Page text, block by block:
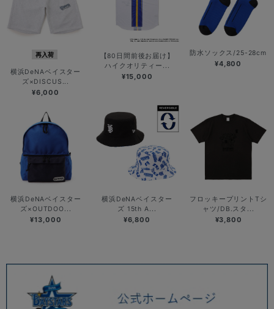
再入荷
横浜DeNAベイスター
ズ×DISCUS...
¥6,000
【80日間前後お届け】
ハイクオリティー...
¥15,000
防水ソックス/25-28cm
¥4,800
横浜DeNAベイスター
ズ×OUTDOO...
¥13,000
横浜DeNAベイスター
ズ 15th A...
¥6,800
フロッキープリントTシ
ャツ/DB.スタ...
¥3,800